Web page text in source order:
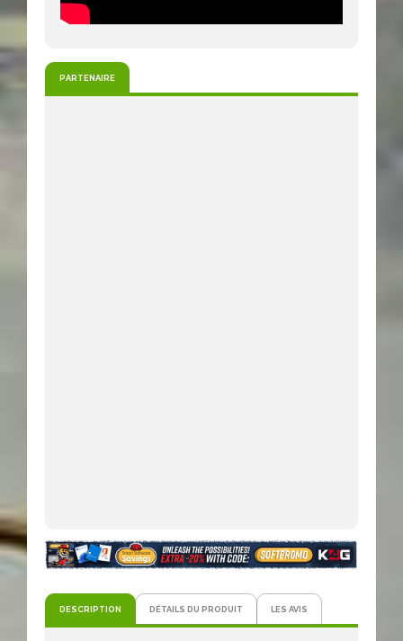
PARTENAIRE
DESCRIPTION DÉTAILS DU PRODUIT LES AVIS